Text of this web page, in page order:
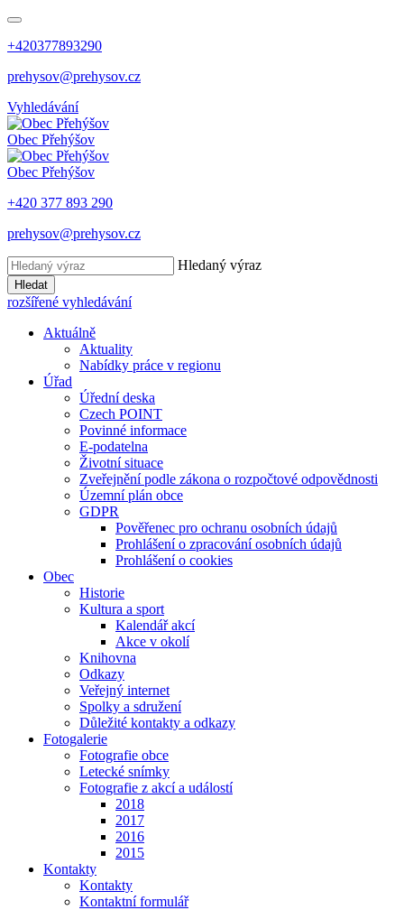
+420377893290
prehysov@prehysov.cz
Vyhledávání
Obec Přehýšov
Obec Přehýšov
+420 377 893 290
prehysov@prehysov.cz
Hledaný výraz
Hledat
rozšířené vyhledávání
Aktuálně
Aktuality
Nabídky práce v regionu
Úřad
Úřední deska
Czech POINT
Povinné informace
E-podatelna
Životní situace
Zveřejnění podle zákona o rozpočtové odpovědnosti
Územní plán obce
GDPR
Pověřenec pro ochranu osobních údajů
Prohlášení o zpracování osobních údajů
Prohlášení o cookies
Obec
Historie
Kultura a sport
Kalendář akcí
Akce v okolí
Knihovna
Odkazy
Veřejný internet
Spolky a sdružení
Důležité kontakty a odkazy
Fotogalerie
Fotografie obce
Letecké snímky
Fotografie z akcí a událostí
2018
2017
2016
2015
Kontakty
Kontakty
Kontaktní formulář